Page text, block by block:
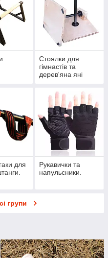
Стоялки для
гімнастів та
дерев'яна яні
для
Рукавички та
напульсники.
групи